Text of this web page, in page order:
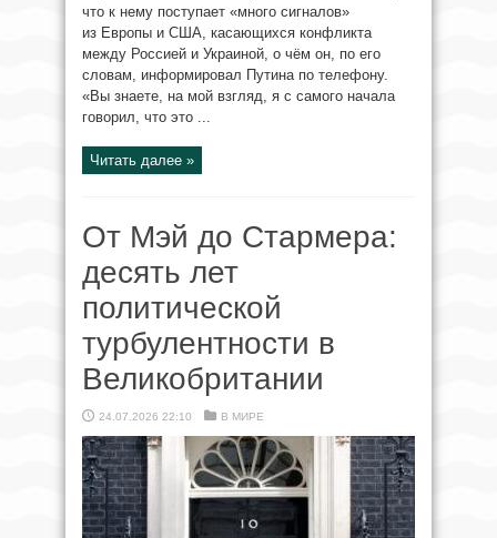
что к нему поступает «много сигналов»
из Европы и США, касающихся конфликта
между Россией и Украиной, о чём он, по его
словам, информировал Путина по телефону.
«Вы знаете, на мой взгляд, я с самого начала
говорил, что это ...
Читать далее »
От Мэй до Стармера:
десять лет
политической
турбулентности в
Великобритании
24.07.2026 22:10 В МИРЕ